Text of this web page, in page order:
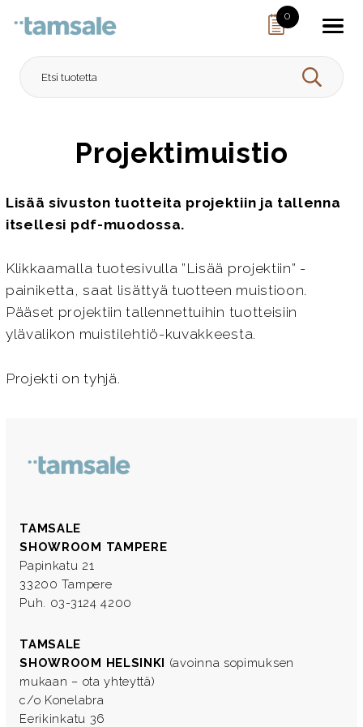
0
HAE
Projektimuistio
Lisää sivuston tuotteita projektiin ja tallenna
itsellesi pdf-muodossa.
Klikkaamalla tuotesivulla ”Lisää projektiin” -
painiketta, saat lisättyä tuotteen muistioon.
Pääset projektiin tallennettuihin tuotteisiin
ylävalikon muistilehtiö-kuvakkeesta.
Projekti on tyhjä.
TAMSALE
SHOWROOM TAMPERE
Papinkatu 21
33200 Tampere
Puh. 03-3124 4200
TAMSALE
SHOWROOM HELSINKI (avoinna sopimuksen
mukaan – ota yhteyttä)
c/o Konelabra
Eerikinkatu 36